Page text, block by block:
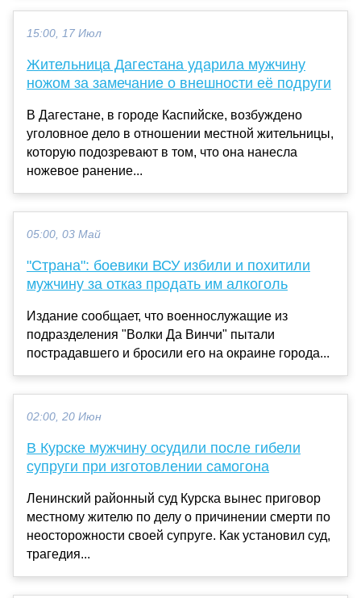
15:00, 17 Июл
Жительница Дагестана ударила мужчину
ножом за замечание о внешности её подруги
В Дагестане, в городе Каспийске, возбуждено
уголовное дело в отношении местной жительницы,
которую подозревают в том, что она нанесла
ножевое ранение...
05:00, 03 Май
"Страна": боевики ВСУ избили и похитили
мужчину за отказ продать им алкоголь
Издание сообщает, что военнослужащие из
подразделения "Волки Да Винчи" пытали
пострадавшего и бросили его на окраине города...
02:00, 20 Июн
В Курске мужчину осудили после гибели
супруги при изготовлении самогона
Ленинский районный суд Курска вынес приговор
местному жителю по делу о причинении смерти по
неосторожности своей супруге. Как установил суд,
трагедия...